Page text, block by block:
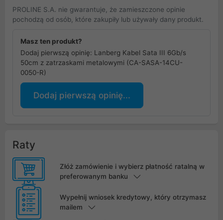
PROLINE S.A. nie gwarantuje, że zamieszczone opinie
pochodzą od osób, które zakupiły lub używały dany produkt.
Masz ten produkt?
Dodaj pierwszą opinię: Lanberg Kabel Sata III 6Gb/s
50cm z zatrzaskami metalowymi (CA-SASA-14CU-
0050-R)
Dodaj pierwszą opinię...
Raty
Złóż zamówienie i wybierz płatność ratalną w
preferowanym banku
Wypełnij wniosek kredytowy, który otrzymasz
mailem